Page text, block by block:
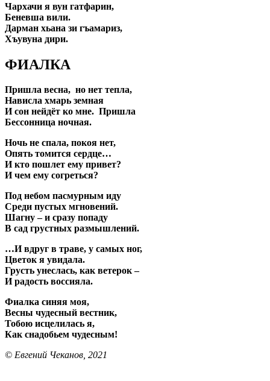
Чархачи я вун гатфарин,
Беневша вили.
Дарман хьана зи гъамариз,
Хъувуна дири.
ФИАЛКА
Пришла весна, но нет тепла,
Нависла хмарь земная
И сон нейдёт ко мне. Пришла
Бессонница ночная.
Ночь не спала, покоя нет,
Опять томится сердце…
И кто пошлет ему привет?
И чем ему согреться?
Под небом пасмурным иду
Среди пустых мгновений.
Шагну – и сразу попаду
В сад грустных размышлений.
…И вдруг в траве, у самых ног,
Цветок я увидала.
Грусть унеслась, как ветерок –
И радость воссияла.
Фиалка синяя моя,
Весны чудесный вестник,
Тобою исцелилась я,
Как снадобьем чудесным!
© Евгений Чеканов, 2021